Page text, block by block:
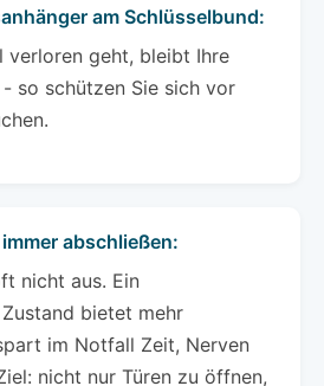
am Schlüsselbund:
verloren geht, bleibt Ihre
so schützen Sie sich vor
abschließen:
nicht aus. Ein
bietet mehr
im Notfall Zeit, Nerven
nicht nur Türen zu öffnen,